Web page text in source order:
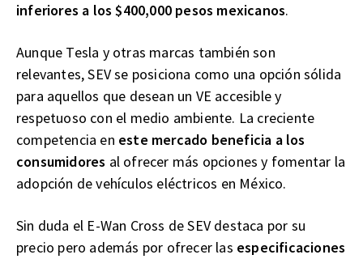
inferiores a los $400,000 pesos mexicanos.
Aunque Tesla y otras marcas también son
relevantes, SEV se posiciona como una opción sólida
para aquellos que desean un VE accesible y
respetuoso con el medio ambiente. La creciente
competencia en este mercado beneficia a los
consumidores al ofrecer más opciones y fomentar la
adopción de vehículos eléctricos en México.
Sin duda el E-Wan Cross de SEV destaca por su
precio pero además por ofrecer las especificaciones